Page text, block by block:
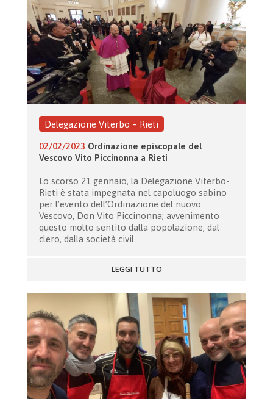
Delegazione Viterbo – Rieti
02/02/2023 Ordinazione episcopale del
Vescovo Vito Piccinonna a Rieti
Lo scorso 21 gennaio, la Delegazione Viterbo-
Rieti è stata impegnata nel capoluogo sabino
per l’evento dell’Ordinazione del nuovo
Vescovo, Don Vito Piccinonna; avvenimento
questo molto sentito dalla popolazione, dal
clero, dalla società civil
LEGGI TUTTO